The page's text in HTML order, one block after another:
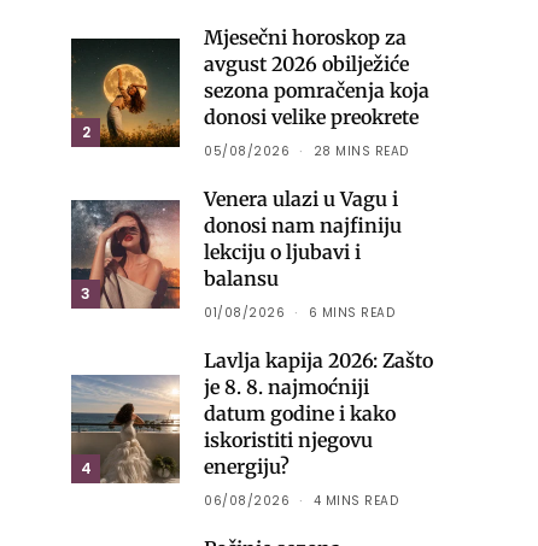
2
Mjesečni horoskop za
avgust 2026 obilježiće
sezona pomračenja koja
donosi velike preokrete
05/08/2026 28 MINS READ
3
Venera ulazi u Vagu i
donosi nam najfiniju
lekciju o ljubavi i
balansu
01/08/2026 6 MINS READ
4
Lavlja kapija 2026: Zašto
je 8. 8. najmoćniji
datum godine i kako
iskoristiti njegovu
energiju?
06/08/2026 4 MINS READ